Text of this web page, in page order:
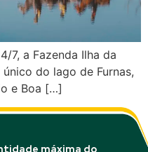
7, a Fazenda Ilha da
do lago de Furnas,
e Boa […]
máxima do